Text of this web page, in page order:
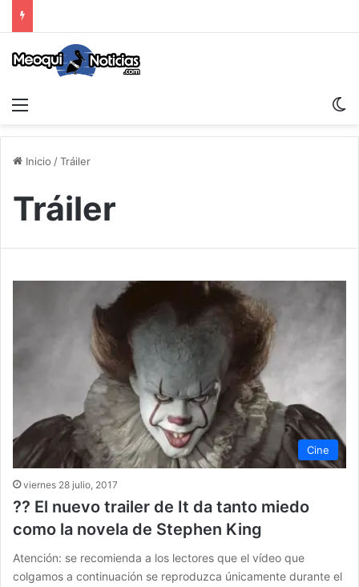
Inicio /Tráiler
Tráiler
Cine
viernes 28 julio, 2017
?? El nuevo trailer de It da tanto miedo
como la novela de Stephen King
Atención: se recomienda a los lectores que el vídeo que
colgamos a continuación se reproduzca únicamente durante el